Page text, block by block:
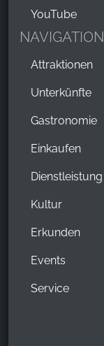
YouTube
NAVIGATION
Attraktionen
Unterkünfte
Gastronomie
Einkaufen
Dienstleistung
Kultur
Erkunden
Events
Service